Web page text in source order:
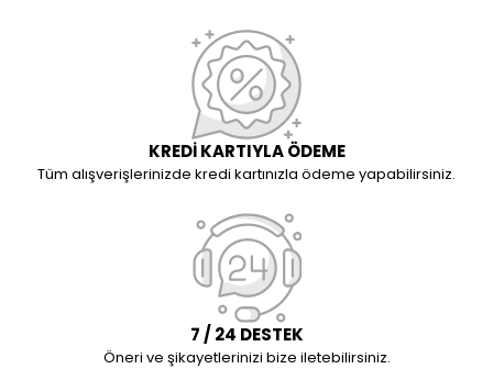
KREDİ KARTIYLA ÖDEME
Tüm alışverişlerinizde kredi kartınızla ödeme yapabilirsiniz.
7 / 24 DESTEK
Öneri ve şikayetlerinizi bize iletebilirsiniz.